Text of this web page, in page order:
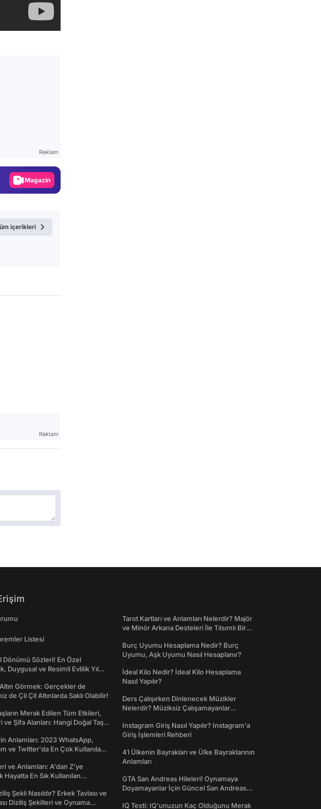
Reklam
Video
içerikleri
Reklam
Listesi
Dönümü Sözleri! En Özel
Duygusal ve Resimli Evlilik Yıl
Görmek: Gerçekler de
de Çil Çil Altınlarda Saklı Olabilir!
Merak Edilen Tüm Etkileri,
ve Şifa Alanları: Hangi Doğal Taş
Anlamları: 2023 WhatsApp,
ve Twitter'da En Çok Kullanılan
ve Anlamları: A'dan Z'ye
Hayatta En Sık Kullanılan
Şekli Nasıldır? Erkek Tavlası ve
Diziliş Şekilleri ve Oynama
Tarot Kartları ve Anlamları Nelerdir? Majör
ve Minör Arkana Desteleri İle Tılsımlı Bir
Burç Uyumu Hesaplama Nedir? Burç
Uyumu, Aşk Uyumu Nasıl Hesaplanır?
İdeal Kilo Nedir? İdeal Kilo Hesaplama
Nasıl Yapılır?
Ders Çalışırken Dinlenecek Müzikler
Nelerdir? Müziksiz Çalışamayanlar
Instagram Giriş Nasıl Yapılır? Instagram'a
Giriş İşlemleri Rehberi
41 Ülkenin Bayrakları ve Ülke Bayraklarının
Anlamları
GTA San Andreas Hileleri! Oynamaya
Doyamayanlar İçin Güncel San Andreas
IQ Testi: IQ'unuzun Kaç Olduğunu Merak